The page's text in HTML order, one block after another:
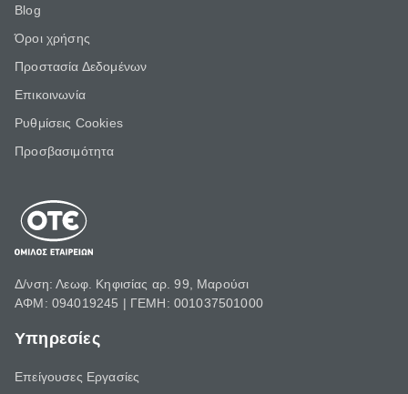
Blog
Όροι χρήσης
Προστασία Δεδομένων
Επικοινωνία
Ρυθμίσεις Cookies
Προσβασιμότητα
Δ/νση: Λεωφ. Κηφισίας αρ. 99, Μαρούσι
ΑΦΜ: 094019245 | ΓΕΜΗ: 001037501000
Υπηρεσίες
Επείγουσες Εργασίες